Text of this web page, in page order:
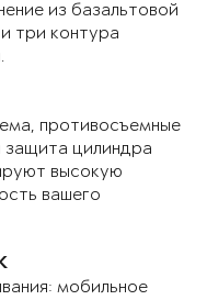
из базальтовой
три контура
противосъемные
защита цилиндра
высокую
вашего
мобильное